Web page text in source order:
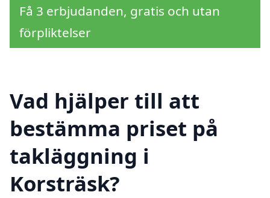
Få 3 erbjudanden, gratis och utan
förpliktelser
Vad hjälper till att
bestämma priset på
takläggning i
Korsträsk?